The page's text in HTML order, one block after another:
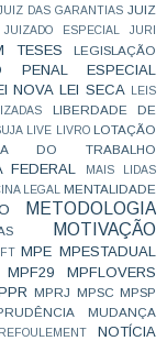
DAS GARANTIAS JUIZ
JUIZADO ESPECIAL JURI
TESES
LEGISLAÇÃO
PENAL ESPECIAL
NOVA LEI SECA
LEIS
LIBERDADE DE
LIVE LIVRO LOTAÇÃO
DO TRABALHO
FEDERAL
MAIS LIDAS
LEGAL MENTALIDADE
METODOLOGIA
MOTIVAÇÃO
MPE MPESTADUAL
MPF29
MPFLOVERS
MPRJ MPSC MPSP
MUDANÇA
NOTÍCIA